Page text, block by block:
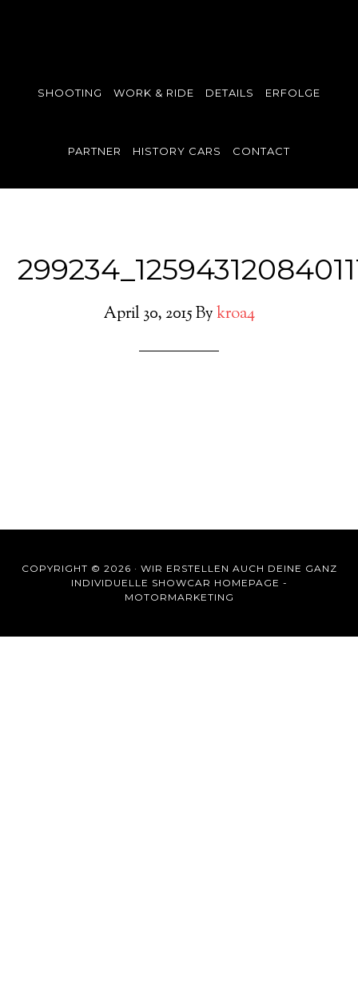
SHOOTING WORK & RIDE DETAILS ERFOLGE
PARTNER HISTORY CARS CONTACT
April 30, 2015Bykroa4
COPYRIGHT © 2026 · WIR ERSTELLEN AUCH DEINE GANZ
INDIVIDUELLE SHOWCAR HOMEPAGE -
MOTORMARKETING